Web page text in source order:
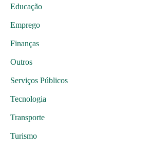
Educação
Emprego
Finanças
Outros
Serviços Públicos
Tecnologia
Transporte
Turismo